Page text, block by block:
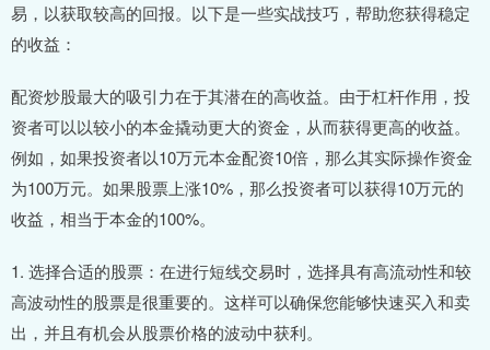
易，以获取较高的回报。以下是一些实战技巧，帮助您获得稳定
的收益：
配资炒股最大的吸引力在于其潜在的高收益。由于杠杆作用，投
资者可以以较小的本金撬动更大的资金，从而获得更高的收益。
例如，如果投资者以10万元本金配资10倍，那么其实际操作资金
为100万元。如果股票上涨10%，那么投资者可以获得10万元的
收益，相当于本金的100%。
1. 选择合适的股票：在进行短线交易时，选择具有高流动性和较
高波动性的股票是很重要的。这样可以确保您能够快速买入和卖
出，并且有机会从股票价格的波动中获利。